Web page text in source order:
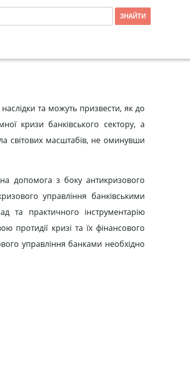
та можуть призвести, як до
кризи банківського сектору, а
світових масштабів, не оминувши
допомога з боку антикризового
управління банківськими
та практичного інструментарію
протидії кризі та їх фінансового
управління банками необхідно